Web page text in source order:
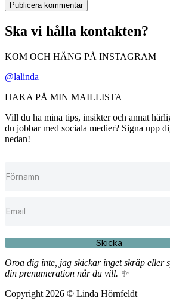
Ska vi hålla kontakten?
KOM OCH HÄNG PÅ INSTAGRAM
@lalinda
HAKA PÅ MIN MAILLISTA
Vill du ha mina tips, insikter och annat
du jobbar med sociala medier? Signa upp
nedan!
Skicka
Oroa dig inte, jag skickar inget skräp eller
din prenumeration när du vill. ✨
Copyright 2026 © Linda Hörnfeldt